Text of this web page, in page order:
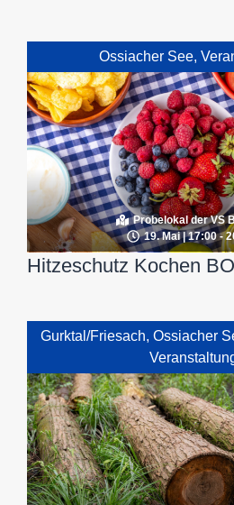
Ossiacher See,
Probelokal der VS
19. Mai | 17:00 -
Hitzeschutz Kochen
Gurktal/Friesach, Ossiacher